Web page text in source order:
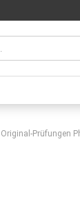
Original-Prüfungen